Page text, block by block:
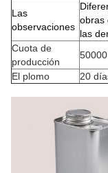
Las
observaciones
obras
las
Cuota de
producción
El plomo
20